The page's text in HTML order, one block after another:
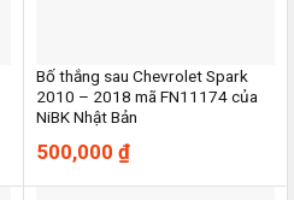
Bố thắng sau Chevrolet Spark
2010 – 2018 mã FN11174 của
NiBK Nhật Bản
500,000 ₫